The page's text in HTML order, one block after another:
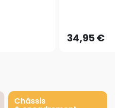
34,95 €
Châssis